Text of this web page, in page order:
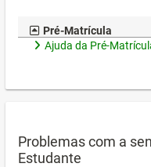
Pré-Matrícula
Ajuda da Pré-
Problemas com a
Estudante